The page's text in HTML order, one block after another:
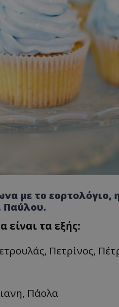
με το εορτολόγιο,
Παύλου.
είναι τα εξής:
Πετρίνος,
Πάολα